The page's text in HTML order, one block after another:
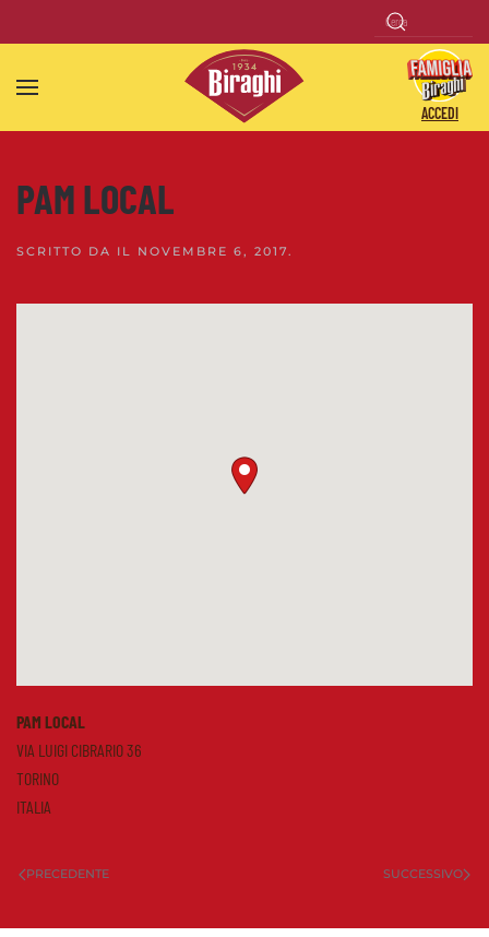
Skip to main content
ACCEDI
PAM LOCAL
SCRITTO DA IL NOVEMBRE 6, 2017.
PAM LOCAL
VIA LUIGI CIBRARIO 36
TORINO
ITALIA
PRECEDENTE SUCCESSIVO